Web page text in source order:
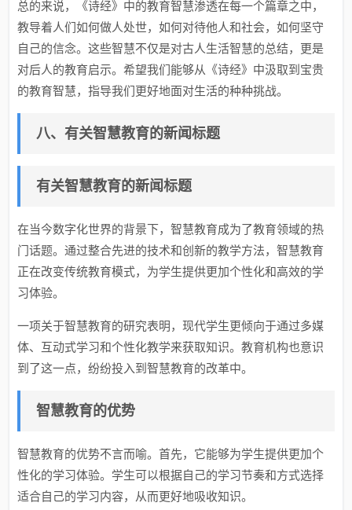
总的来说，《诗经》中的教育智慧渗透在每一个篇章之中，
教导着人们如何做人处世，如何对待他人和社会，如何坚守
自己的信念。这些智慧不仅是对古人生活智慧的总结，更是
对后人的教育启示。希望我们能够从《诗经》中汲取到宝贵
的教育智慧，指导我们更好地面对生活的种种挑战。
八、有关智慧教育的新闻标题
有关智慧教育的新闻标题
在当今数字化世界的背景下，智慧教育成为了教育领域的热
门话题。通过整合先进的技术和创新的教学方法，智慧教育
正在改变传统教育模式，为学生提供更加个性化和高效的学
习体验。
一项关于智慧教育的研究表明，现代学生更倾向于通过多媒
体、互动式学习和个性化教学来获取知识。教育机构也意识
到了这一点，纷纷投入到智慧教育的改革中。
智慧教育的优势
智慧教育的优势不言而喻。首先，它能够为学生提供更加个
性化的学习体验。学生可以根据自己的学习节奏和方式选择
适合自己的学习内容，从而更好地吸收知识。